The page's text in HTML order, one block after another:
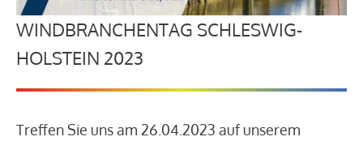
WINDBRANCHENTAG SCHLESWIG-
HOLSTEIN 2023
Treffen Sie uns am 26.04.2023 auf unserem